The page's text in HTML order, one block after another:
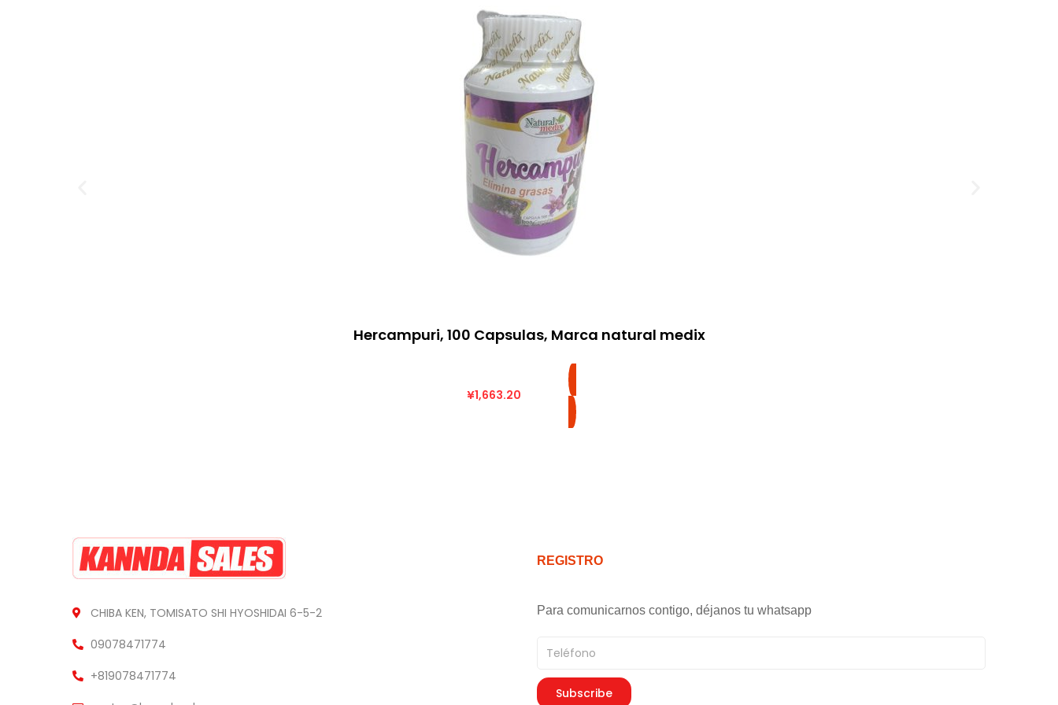
Hercampuri, 100 Capsulas, Marca natural medix
¥1,663.20
CHIBA KEN, TOMISATO SHI HYOSHIDAI 6-5-2
09078471774
+819078471774
REGISTRO
Para comunicarnos contigo, déjanos tu whatsapp
Teléfono
Subscribe